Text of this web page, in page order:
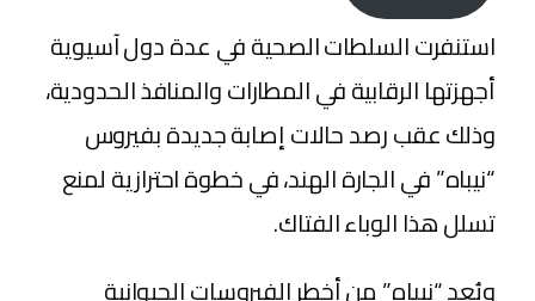
استنفرت السلطات الصحية في عدة دول آسيوية
أجهزتها الرقابية في المطارات والمنافذ الحدودية،
وذلك عقب رصد حالات إصابة جديدة بفيروس
“نيباه” في الجارة الهند، في خطوة احترازية لمنع
تسلل هذا الوباء الفتاك.
ويُعد “نيباه” من أخطر الفيروسات الحيوانية